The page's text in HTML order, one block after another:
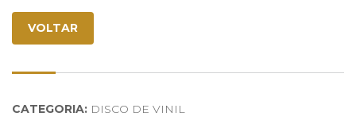
VOLTAR
CATEGORIA: DISCO DE VINIL